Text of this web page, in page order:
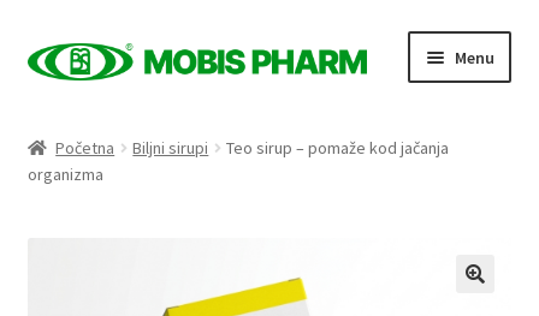
Skip
to
Skip
to
Menu
Trgovina
child
Početna Biljni sirupi
Teo sirup – pomaže kod jačanja
organizma